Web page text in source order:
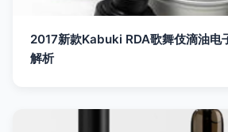
2017新款Kabuki RDA歌舞伎滴油电
解析